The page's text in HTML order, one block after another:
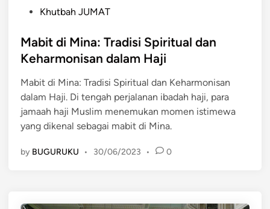
s
t
d
i
n
Khutbah JUMAT
Mabit di Mina: Tradisi Spiritual dan
Keharmonisan dalam Haji
Mabit di Mina: Tradisi Spiritual dan Keharmonisan
dalam Haji. Di tengah perjalanan ibadah haji, para
jamaah haji Muslim menemukan momen istimewa
yang dikenal sebagai mabit di Mina.
by BUGURUKU • 30/06/2023 • 0